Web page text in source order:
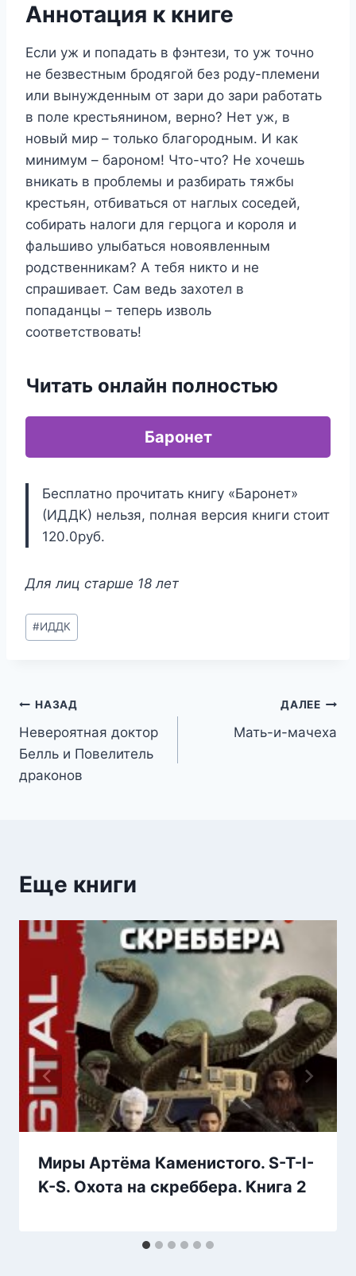
Аннотация к книге
Если уж и попадать в фэнтези, то уж точно
не безвестным бродягой без роду-племени
или вынужденным от зари до зари работать
в поле крестьянином, верно? Нет уж, в
новый мир – только благородным. И как
минимум – бароном! Что-что? Не хочешь
вникать в проблемы и разбирать тяжбы
крестьян, отбиваться от наглых соседей,
собирать налоги для герцога и короля и
фальшиво улыбаться новоявленным
родственникам? А тебя никто и не
спрашивает. Сам ведь захотел в
попаданцы – теперь изволь
соответствовать!
Читать онлайн полностью
Баронет
Бесплатно прочитать книгу «Баронет»
(ИДДК) нельзя, полная версия книги стоит
120.0руб.
Для лиц старше 18 лет
Метки
записи:
#ИДДК
Навигация
по
записям
НАЗАД
Невероятная доктор
Белль и Повелитель
драконов
ДАЛЕЕ
Мать-и-мачеха
Еще книги
Миры Артёма Каменистого. S-T-I-
K-S. Охота на скреббера. Книга 2